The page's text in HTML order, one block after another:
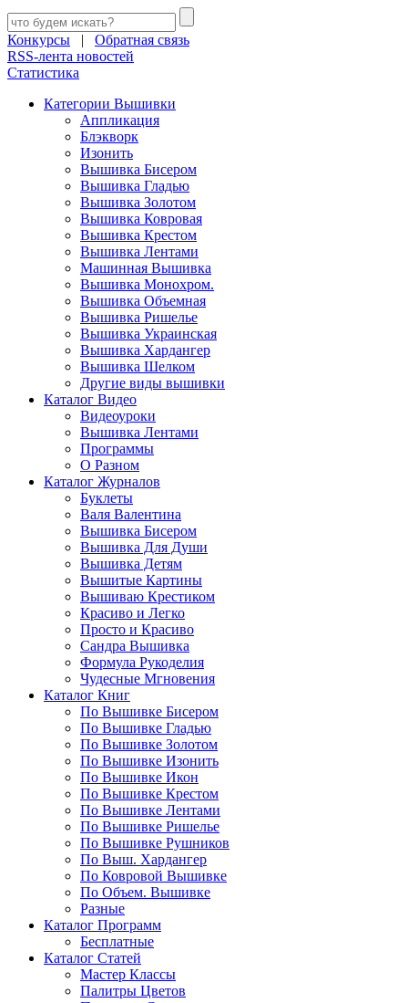
Конкурсы | Обратная связь
RSS-лента новостей
Статистика
Категории Вышивки
Аппликация
Блэкворк
Изонить
Вышивка Бисером
Вышивка Гладью
Вышивка Золотом
Вышивка Ковровая
Вышивка Крестом
Вышивка Лентами
Машинная Вышивка
Вышивка Монохром.
Вышивка Объемная
Вышивка Ришелье
Вышивка Украинская
Вышивка Хардангер
Вышивка Шелком
Другие виды вышивки
Каталог Видео
Видеоуроки
Вышивка Лентами
Программы
О Разном
Каталог Журналов
Буклеты
Валя Валентина
Вышивка Бисером
Вышивка Для Души
Вышивка Детям
Вышитые Картины
Вышиваю Крестиком
Красиво и Легко
Просто и Красиво
Сандра Вышивка
Формула Рукоделия
Чудесные Мгновения
Каталог Книг
По Вышивке Бисером
По Вышивке Гладью
По Вышивке Золотом
По Вышивке Изонить
По Вышивке Икон
По Вышивке Крестом
По Вышивке Лентами
По Вышивке Ришелье
По Вышивке Рушников
По Выш. Хардангер
По Ковровой Вышивке
По Объем. Вышивке
Разные
Каталог Программ
Бесплатные
Каталог Статей
Мастер Классы
Палитры Цветов